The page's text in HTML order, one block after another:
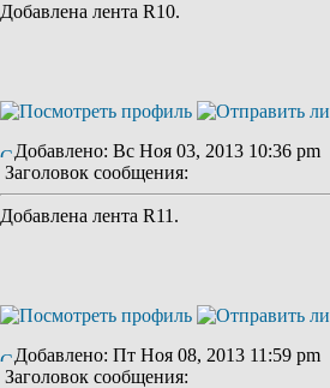
Добавлена лента R10.
Добавлено: Вс Ноя 03, 2013 10:36 pm
Заголовок сообщения:
Добавлена лента R11.
Добавлено: Пт Ноя 08, 2013 11:59 pm
Заголовок сообщения: